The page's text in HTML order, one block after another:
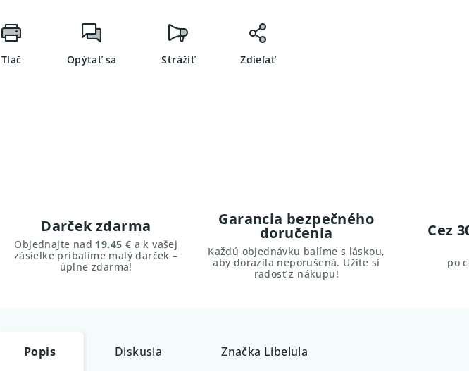
Tlač Opýtať sa Strážiť Zdieľať
Darček zdarma
Objednajte nad 19.45 € a k vašej
zásielke pribalíme malý darček –
úplne zdarma!
Garancia bezpečného
doručenia
Každú objednávku balíme s láskou,
aby dorazila neporušená. Užite si
radosť z nákupu!
Cez
po
Popis Diskusia Značka Libelula